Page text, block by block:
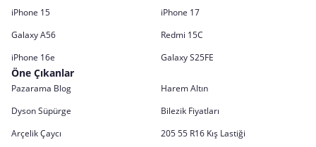
iPhone 15
iPhone 17
Galaxy A56
Redmi 15C
iPhone 16e
Galaxy S25FE
Öne Çıkanlar
Pazarama Blog
Harem Altın
Dyson Süpürge
Bilezik Fiyatları
Arçelik Çaycı
205 55 R16 Kış Lastiği